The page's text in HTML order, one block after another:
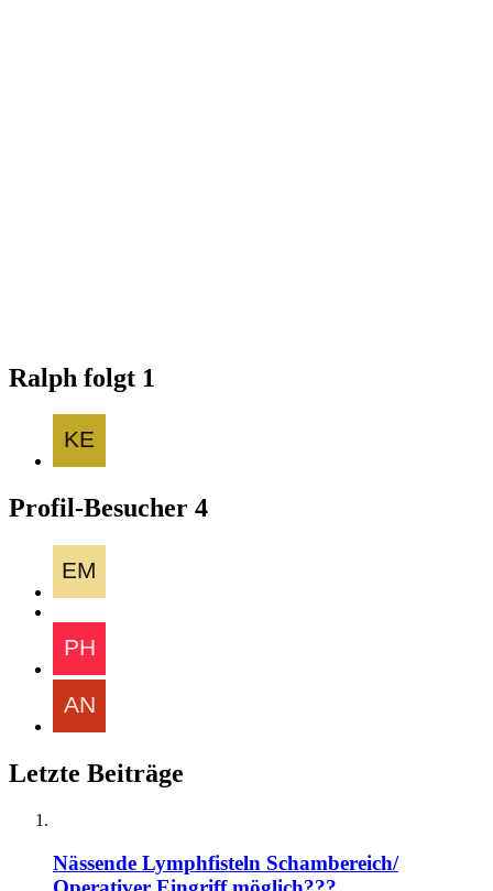
Ralph folgt 1
Profil-Besucher 4
Letzte Beiträge
Nässende Lymphfisteln Schambereich/